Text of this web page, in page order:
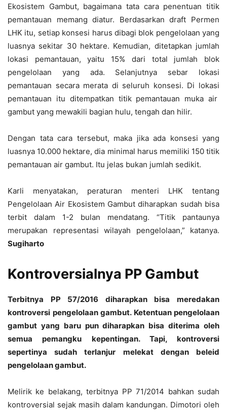
Ekosistem Gambut, bagaimana tata cara penentuan titik
pemantauan memang diatur. Berdasarkan draft Permen
LHK itu, setiap konsesi harus dibagi blok pengelolaan yang
luasnya sekitar 30 hektare. Kemudian, ditetapkan jumlah
lokasi pemantauan, yaitu 15% dari total jumlah blok
pengelolaan yang ada. Selanjutnya sebar lokasi
pemantauan secara merata di seluruh konsesi. Di lokasi
pemantauan itu ditempatkan titik pemantauan muka air
gambut yang mewakili bagian hulu, tengah dan hilir.
Dengan tata cara tersebut, maka jika ada konsesi yang
luasnya 10.000 hektare, dia minimal harus memiliki 150 titik
pemantauan air gambut. Itu jelas bukan jumlah sedikit.
Karli menyatakan, peraturan menteri LHK tentang
Pengelolaan Air Ekosistem Gambut diharapkan sudah bisa
terbit dalam 1-2 bulan mendatang. “Titik pantaunya
merupakan representasi wilayah pengelolaan,” katanya.
Sugiharto
Kontroversialnya PP Gambut
Terbitnya PP 57/2016 diharapkan bisa meredakan
kontroversi pengelolaan gambut. Ketentuan pengelolaan
gambut yang baru pun diharapkan bisa diterima oleh
semua pemangku kepentingan. Tapi, kontroversi
sepertinya sudah terlanjur melekat dengan beleid
pengelolaan gambut.
Melirik ke belakang, terbitnya PP 71/2014 bahkan sudah
kontroversial sejak masih dalam kandungan. Dimotori oleh